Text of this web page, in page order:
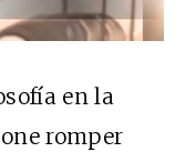
en la
romper